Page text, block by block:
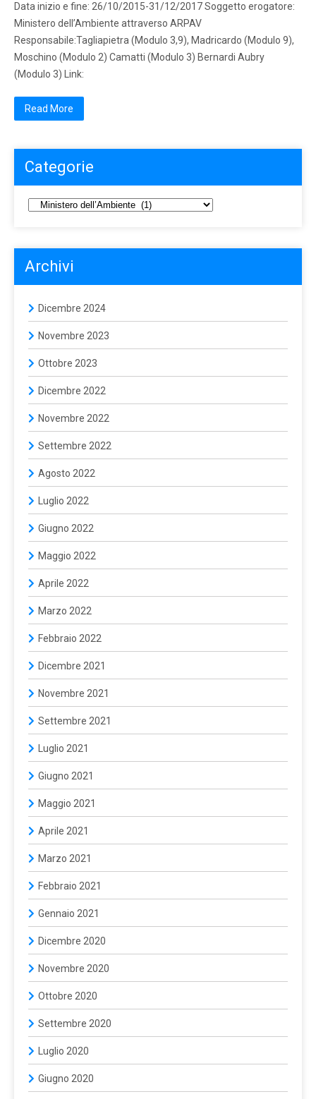
Data inizio e fine: 26/10/2015-31/12/2017 Soggetto erogatore:
Ministero dell’Ambiente attraverso ARPAV
Responsabile:Tagliapietra (Modulo 3,9), Madricardo (Modulo 9),
Moschino (Modulo 2) Camatti (Modulo 3) Bernardi Aubry
(Modulo 3) Link:
Read More
Categorie
Archivi
Dicembre 2024
Novembre 2023
Ottobre 2023
Dicembre 2022
Novembre 2022
Settembre 2022
Agosto 2022
Luglio 2022
Giugno 2022
Maggio 2022
Aprile 2022
Marzo 2022
Febbraio 2022
Dicembre 2021
Novembre 2021
Settembre 2021
Luglio 2021
Giugno 2021
Maggio 2021
Aprile 2021
Marzo 2021
Febbraio 2021
Gennaio 2021
Dicembre 2020
Novembre 2020
Ottobre 2020
Settembre 2020
Luglio 2020
Giugno 2020